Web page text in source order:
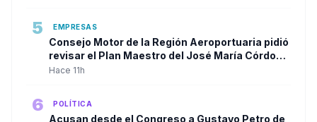
5 EMPRESAS
Consejo Motor de la Región Aeroportuaria pidió
revisar el Plan Maestro del José María Córdova
y reclamó una visión integral para la
Hace 11h
6 POLÍTICA
Acusan desde el Congreso a Gustavo Petro de